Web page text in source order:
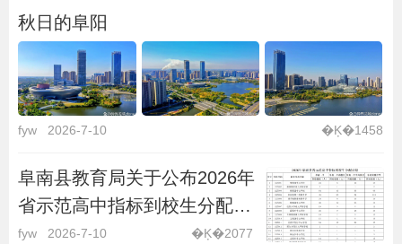
秋日的阜阳
fyw 2026-7-10 �Ķ�1458
阜南县教育局关于公布2026年
省示范高中指标到校生分配计
划的通知
fyw 2026-7-10 �Ķ�2077